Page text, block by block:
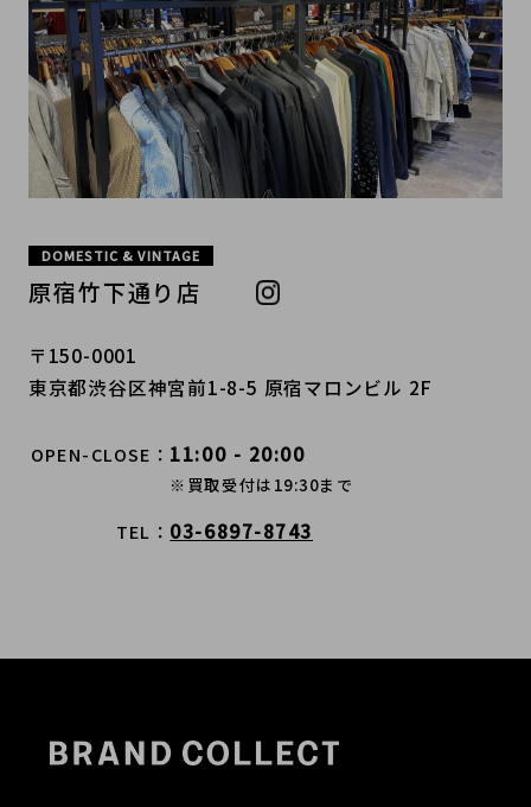
DOMESTIC & VINTAGE
原宿竹下通り店
〒150-0001
東京都渋谷区神宮前1-8-5 原宿マロンビル 2F
OPEN-CLOSE 11:00 - 20:00
※買取受付は19:30まで
TEL 03-6897-8743